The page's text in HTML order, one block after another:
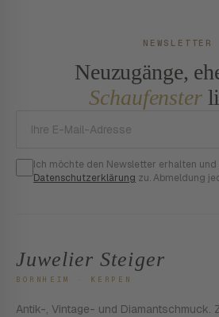
NEWSLETTER
Neuzugänge,
Schaufenster
Ich möchte den Newsletter erhalten
Datenschutzerklärung zu. Abmeldung
Juwelier Steiger
BORNHEIM · KERPEN
Antik-, Vintage- und Diamantschmuck.